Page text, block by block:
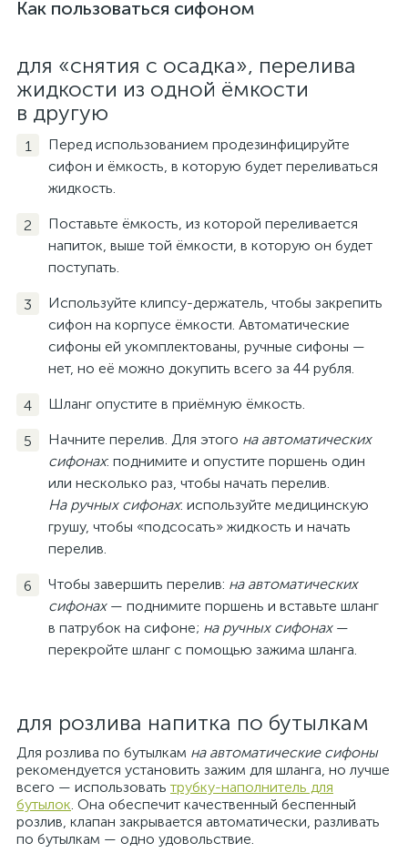
Как пользоваться сифоном
для «снятия с осадка», перелива
жидкости из одной ёмкости
в другую
Перед использованием продезинфицируйте
сифон и ёмкость, в которую будет переливаться
жидкость.
Поставьте ёмкость, из которой переливается
напиток, выше той ёмкости, в которую он будет
поступать.
Используйте клипсу-держатель, чтобы закрепить
сифон на корпусе ёмкости. Автоматические
сифоны ей укомплектованы, ручные сифоны —
нет, но её можно докупить всего за 44 рубля.
Шланг опустите в приёмную ёмкость.
Начните перелив. Для этого на автоматических
сифонах: поднимите и опустите поршень один
или несколько раз, чтобы начать перелив.
На ручных сифонах: используйте медицинскую
грушу, чтобы «подсосать» жидкость и начать
перелив.
Чтобы завершить перелив: на автоматических
сифонах— поднимите поршень и вставьте шланг
в патрубок на сифоне; на ручных сифонах—
перекройте шланг с помощью зажима шланга.
для розлива напитка по бутылкам
Для розлива по бутылкам на автоматические сифоны
рекомендуется установить зажим для шланга, но лучше
всего — использовать трубку-наполнитель для
бутылок. Она обеспечит качественный беспенный
розлив, клапан закрывается автоматически, разливать
по бутылкам — одно удовольствие.